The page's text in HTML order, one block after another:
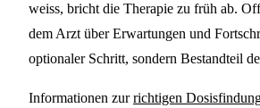
weiss, bricht die Therapie zu früh ab.
dem Arzt über Erwartungen und
optionaler Schritt, sondern Bestandteil
Informationen zurrichtigen